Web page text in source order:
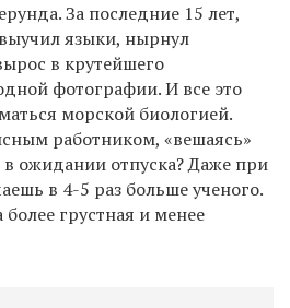
За последние 15 лет,
языки, нырнул
в крутейшего
фотографии. И все это
морской биологией.
работником, «вешаясь»
ожидании отпуска? Даже при
в 4-5 раз больше ученого.
грустная и менее